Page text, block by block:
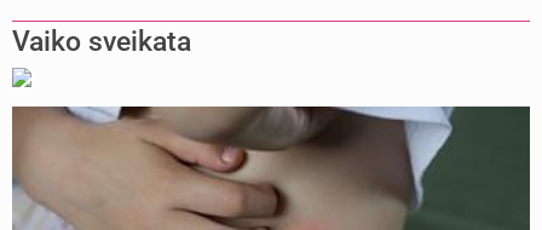
Vaiko sveikata